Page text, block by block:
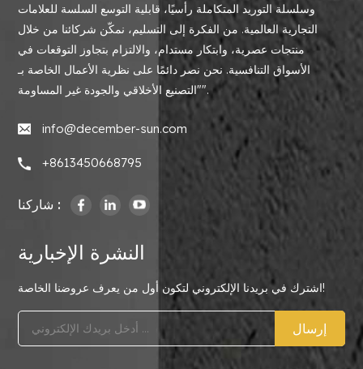
وسلسلة التوريد المتكاملة رأسيًا، قابلية التوسع السلسة للعلامات
التجارية العالمية. من الفكرة إلى التسليم، نمكّن شركائنا من خلال
منتجات عصرية، وابتكار مستدام، والالتزام بتجاوز التوقعات في
الأسواق التنافسية. نحن نصر دائمًا على نظرية الأعمال الخاصة بـ
"التصنيع الأخلاقي والجودة غير المساومة".
info@december-sun.com
+8613450668795
شاركنا :
النشرة الإخبارية
اشترك في بريدنا الإلكتروني لتكون أول من يعرف عروضنا الخاصة!
إرسال